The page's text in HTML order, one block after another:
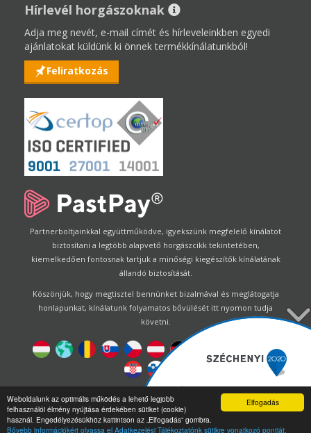
Elfogadás
Weboldalunk az optimális működés a lehető legjobb
felhasználói élmény nyújtása érdekében sütiket (cookie)
használ. Engedélyezésükhöz kattintson az „Elfogadás” gombra.
Bővebb információkért olvassa el Adatkezelési Tájékoztatónk sütikre vonatkozó pontját.
Hírlevél horgászoknak
Adja meg nevét, e-mail címét és hírleveleinkben egyedi
ajánlatokat küldünk ki önnek termékkínálatunkból!
Feliratkozás
Partnerboltjainkkal együttműködve, igyekszünk megfelelő kínálatot
biztosítani a legtöbb alapvető horgászcikk tekintetében,
kiemelkedően fontosnak tartjuk a minőségi kiegészítők kínálatának
állandó biztosítását.
Köszönjük, hogy megtisztel bennünket bizalmával és meglátogatja
honlapunkat, kínálatunk folyamatos bővülését itt nyomon tudja
követni.
Oldalmotor:CWBbyGloobus Software Developement|
Technikai segítség|Webdizájn